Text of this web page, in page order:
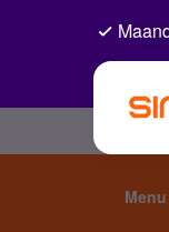
Menu